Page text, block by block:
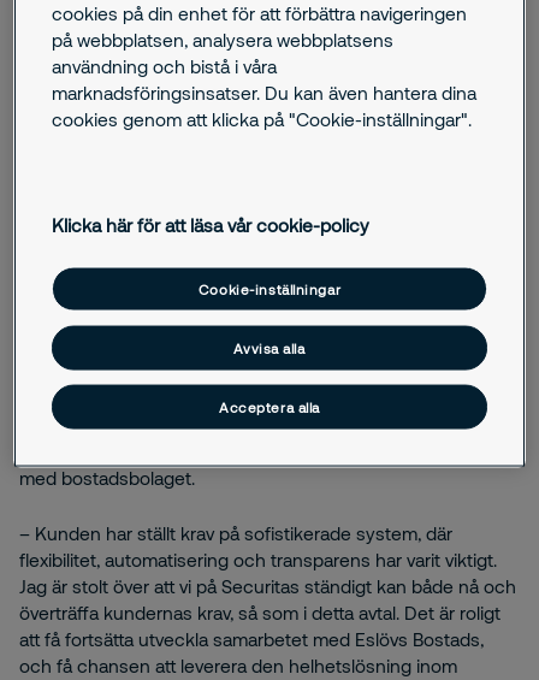
Securitas Sverige AB har ingått nytt avtal med Eslövs
Bostads AB gällande parkeringsförvaltning och
mobilitetstjänster för cirka 1 400 parkeringsplatser.
Företaget är en befintlig kund till Securitas och avtalet leder
till ett fortsatt arbete tillsammans. Leveransen av produkter
laddning. I avtalet ingår även 1st Line Support, vilket innebär
att eventuella frågor från Eslövs Bostads kunder går via
Securitas.
Eslövs Bostads mål var att anlita en operatör med
kapaciteten att ta ett helhetsansvar för en digitaliserad och
automatiserad kontraktshantering, vilket ledde till avtalet
med Securitas.Emil Poikela, Key Account Manager på
med bostadsbolaget.
– Kunden har ställt krav på sofistikerade system, där
flexibilitet, automatisering och transparens har varit viktigt.
Jag är stolt över att vi på Securitas ständigt kan både nå och
överträffa kundernas krav, så som i detta avtal. Det är roligt
att få fortsätta utveckla samarbetet med Eslövs Bostads,
och få chansen att leverera den helhetslösning inom
cookies på din enhet för att förbättra navigeringen
på webbplatsen, analysera webbplatsens
användning och bistå i våra
marknadsföringsinsatser. Du kan även hantera dina
cookies genom att klicka på "Cookie-inställningar".
Klicka här för att läsa vår cookie-policy
Cookie-inställningar
Avvisa alla
Acceptera alla